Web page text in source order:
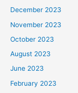
December 2023
November 2023
October 2023
August 2023
June 2023
February 2023